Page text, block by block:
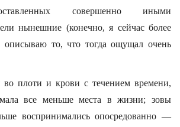
совершенно иными
нынешние (конечно, я сейчас более
описываю то, что тогда ощущал очень
во плоти и крови с течением времени,
все меньше места в жизни; зовы
воспринимались опосредованно —